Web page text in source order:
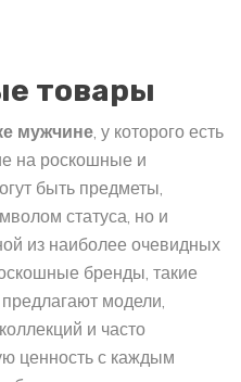
товары
мужчине, у которого есть
на роскошные и
быть предметы,
статуса, но и
из наиболее очевидных
бренды, такие
модели,
и часто
ценность с каждым